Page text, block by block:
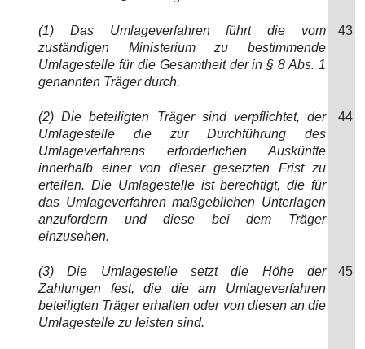
(1) Das Umlageverfahren führt die vom
zuständigen Ministerium zu bestimmende
Umlagestelle für die Gesamtheit der in § 8 Abs. 1
genannten Träger durch.
43
(2) Die beteiligten Träger sind verpflichtet, der
Umlagestelle die zur Durchführung des
Umlageverfahrens erforderlichen Auskünfte
innerhalb einer von dieser gesetzten Frist zu
erteilen. Die Umlagestelle ist berechtigt, die für
das Umlageverfahren maßgeblichen Unterlagen
anzufordern und diese bei dem Träger
einzusehen.
44
(3) Die Umlagestelle setzt die Höhe der
Zahlungen fest, die die am Umlageverfahren
beteiligten Träger erhalten oder von diesen an die
Umlagestelle zu leisten sind.
45